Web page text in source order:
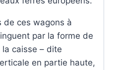
de ces wagons à
par la forme de
caisse – dite
en partie haute,